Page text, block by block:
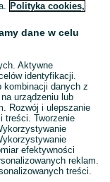
Polityka cookies,
dane w celu
Aktywne
identyfikacji.
kombinacji danych z
urządzeniu lub
Rozwój i ulepszanie
treści. Tworzenie
efektywności
reklam.
treści.